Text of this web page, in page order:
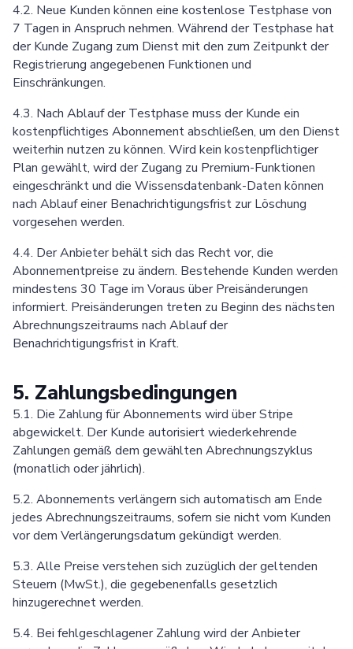
4.2. Neue Kunden können eine kostenlose Testphase von
7 Tagen in Anspruch nehmen. Während der Testphase hat
der Kunde Zugang zum Dienst mit den zum Zeitpunkt der
Registrierung angegebenen Funktionen und
Einschränkungen.
4.3. Nach Ablauf der Testphase muss der Kunde ein
kostenpflichtiges Abonnement abschließen, um den Dienst
weiterhin nutzen zu können. Wird kein kostenpflichtiger
Plan gewählt, wird der Zugang zu Premium-Funktionen
eingeschränkt und die Wissensdatenbank-Daten können
nach Ablauf einer Benachrichtigungsfrist zur Löschung
vorgesehen werden.
4.4. Der Anbieter behält sich das Recht vor, die
Abonnementpreise zu ändern. Bestehende Kunden werden
mindestens 30 Tage im Voraus über Preisänderungen
informiert. Preisänderungen treten zu Beginn des nächsten
Abrechnungszeitraums nach Ablauf der
Benachrichtigungsfrist in Kraft.
5. Zahlungsbedingungen
5.1. Die Zahlung für Abonnements wird über Stripe
abgewickelt. Der Kunde autorisiert wiederkehrende
Zahlungen gemäß dem gewählten Abrechnungszyklus
(monatlich oder jährlich).
5.2. Abonnements verlängern sich automatisch am Ende
jedes Abrechnungszeitraums, sofern sie nicht vom Kunden
vor dem Verlängerungsdatum gekündigt werden.
5.3. Alle Preise verstehen sich zuzüglich der geltenden
Steuern (MwSt.), die gegebenenfalls gesetzlich
hinzugerechnet werden.
5.4. Bei fehlgeschlagener Zahlung wird der Anbieter